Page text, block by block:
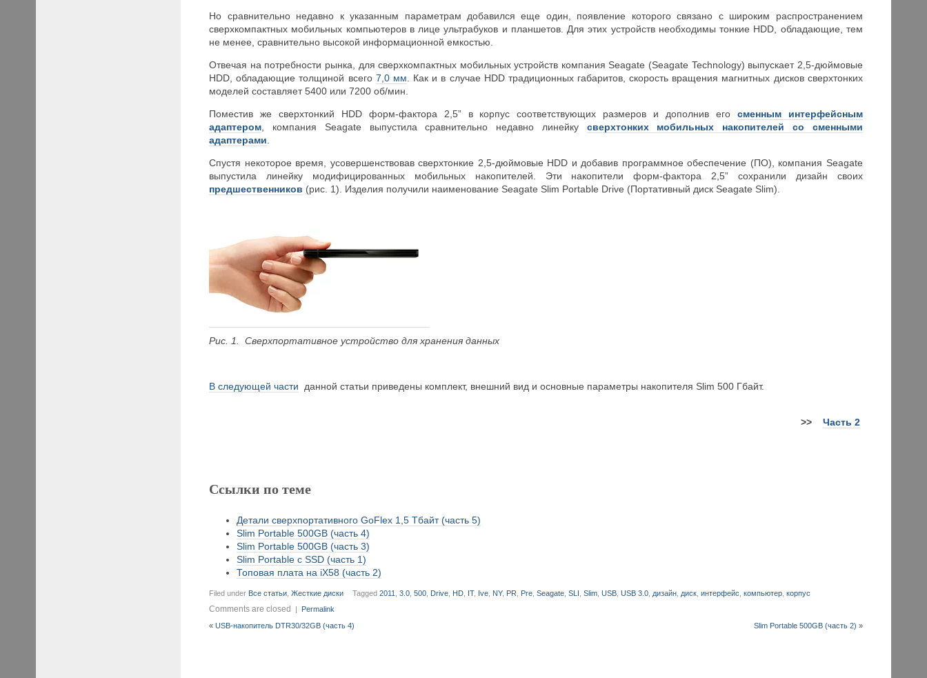
Но сравнительно недавно к указанным параметрам добавился еще один, появление которого связано с широким распространением
сверхкомпактных мобильных компьютеров в лице ультрабуков и планшетов. Для этих устройств необходимы тонкие HDD, обладающие, тем
не менее, сравнительно высокой информационной емкостью.
Отвечая на потребности рынка, для сверхкомпактных мобильных устройств компания Seagate (Seagate Technology) выпускает 2,5-дюймовые
HDD, обладающие толщиной всего 7,0 мм . Как и в случае HDD традиционных габаритов, скорость вращения магнитных дисков сверхтонких
моделей составляет 5400 или 7200 об/мин.
Поместив же сверхтонкий HDD форм-фактора 2,5” в корпус соответствующих размеров и дополнив его сменным интерфейсным
адаптером , компания Seagate выпустила сравнительно недавно линейку сверхтонких мобильных накопителей со сменными
адаптерами
Спустя некоторое время, усовершенствовав сверхтонкие 2,5-дюймовые HDD и добавив программное обеспечение (ПО), компания Seagate
выпустила линейку модифицированных мобильных накопителей. Эти накопители форм-фактора 2,5” сохранили дизайн своих
предшественников (рис. 1). Изделия получили наименование Seagate Slim Portable Drive (Портативный диск Seagate Slim).
Рис. 1. Сверхпортативное устройство для хранения данных
В следующей части данной статьи приведены комплект, внешний вид и основные параметры накопителя Slim 500 Гбайт.
>> Часть 2
Ссылки по теме
Детали сверхпортативного GoFlex 1,5 Тбайт (часть 5)
Slim Portable 500GB (часть 4)
Slim Portable 500GB (часть 3)
Slim Portable с SSD (часть 1)
Топовая плата на iX58 (часть 2)
Filed under Все статьи ,Жесткие диски Tagged2011 ,3.0 ,500 Drive HD IT, Ive NY, PR Pre ,Seagate ,SLI ,Slim ,USB ,USB 3.0 дизайн диск ,интерфейс ,компьютер ,корпус
Comments are closed | Permalink
«USB-накопитель DTR30/32GB (часть 4) Slim Portable 500GB (часть 2) »